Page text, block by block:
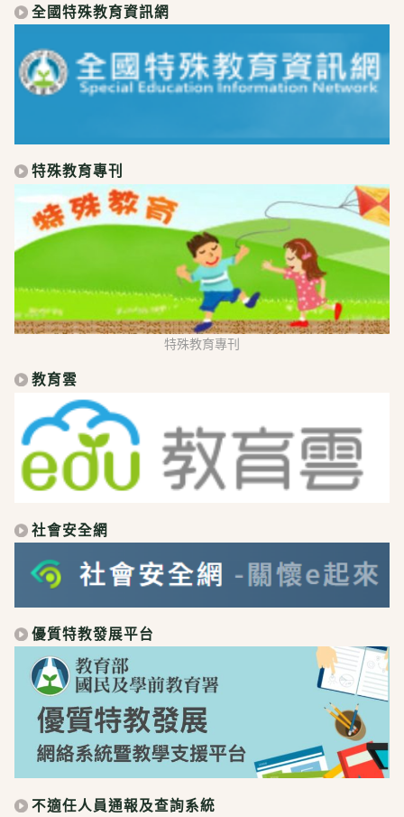
全國特殊教育資訊網
特殊教育專刊
特殊教育專刊
教育雲
社會安全網
優質特教發展平台
不適任人員通報及查詢系統